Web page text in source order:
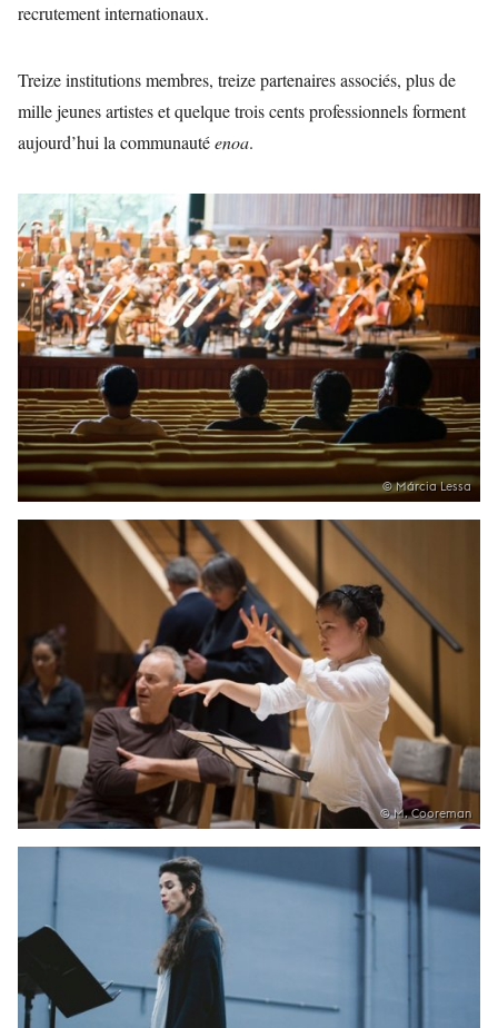
recrutement internationaux.
Treize institutions membres, treize partenaires associés, plus de
mille jeunes artistes et quelque trois cents professionnels forment
aujourd’hui la communautéenoa.
© Márcia Lessa
© M. Cooreman